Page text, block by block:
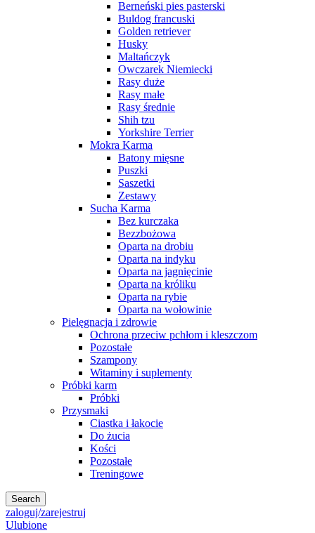
Berneński pies pasterski
Buldog francuski
Golden retriever
Husky
Maltańczyk
Owczarek Niemiecki
Rasy duże
Rasy małe
Rasy średnie
Shih tzu
Yorkshire Terrier
Mokra Karma
Batony mięsne
Puszki
Saszetki
Zestawy
Sucha Karma
Bez kurczaka
Bezzbożowa
Oparta na drobiu
Oparta na indyku
Oparta na jagnięcinie
Oparta na króliku
Oparta na rybie
Oparta na wołowinie
Pielęgnacja i zdrowie
Ochrona przeciw pchłom i kleszczom
Pozostałe
Szampony
Witaminy i suplementy
Próbki karm
Próbki
Przysmaki
Ciastka i łakocie
Do żucia
Kości
Pozostałe
Treningowe
Search
zaloguj/zarejestruj
Ulubione